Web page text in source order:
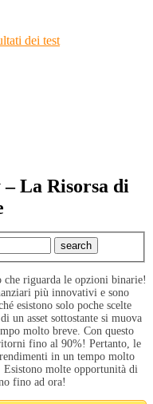
dei test
La Risorsa di
riguarda le opzioni binarie!
più innovativi e sono
esistono solo poche scelte
un asset sottostante si muova
molto breve. Con questo
fino al 90%! Pertanto, le
in un tempo molto
Esistono molte opportunità di
fino ad ora!